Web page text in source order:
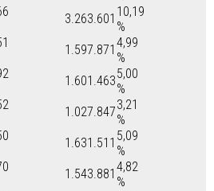
3.263.601 10,19
%
1.597.871 4,99
%
1.601.4635,00
%
1.027.8473,21
%
1.631.511 5,09
%
1.543.881 4,82
%